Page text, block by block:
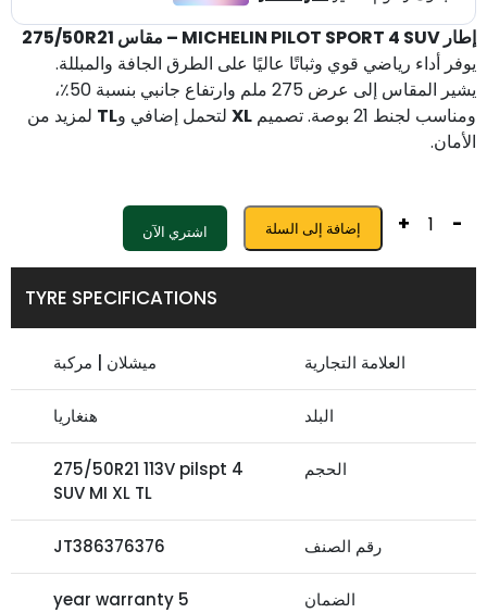
إطار MICHELIN PILOT SPORT 4 SUV – مقاس 275/50R21
يوفر أداء رياضي قوي وثباتًا عاليًا على الطرق الجافة والمبللة.
يشير المقاس إلى عرض 275 ملم وارتفاع جانبي بنسبة 50٪،
ومناسب لجنط 21 بوصة. تصميم
XL لتحمل إضافي وTL لمزيد من
الأمان.
-
+ إضافة إلى السلة اشتري الآن
TYRE SPECIFICATIONS
العلامة التجارية ميشلان | مركبة
البلد هنغاريا
الحجم
275/50R21 113V pilspt 4
SUV MI XL TL
رقم الصنف JT386376376
الضمان 5 year warranty